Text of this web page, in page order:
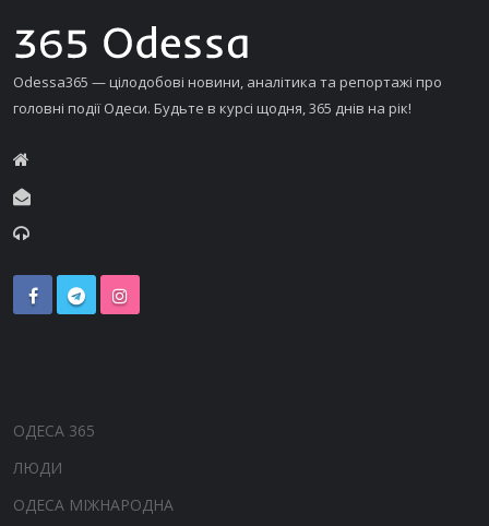
Odessa365 — цілодобові новини, аналітика та репортажі про
головні події Одеси. Будьте в курсі щодня, 365 днів на рік!
ОДЕСА 365
ЛЮДИ
ОДЕСА МІЖНАРОДНА